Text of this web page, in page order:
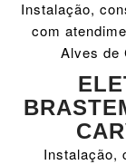
Instalação,
com
Alves de
Instalação,